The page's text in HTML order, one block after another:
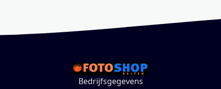
Bedrijfsgegevens